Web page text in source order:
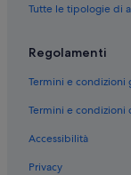
Tutte le tipologie di
Regolamenti
Termini e condizioni
Termini e condizioni
Accessibilità
Privacy